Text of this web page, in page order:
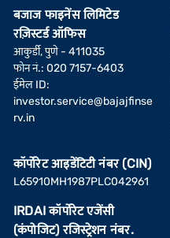
बजाज फाइनेंस लिमिटेड
रज़िस्टर्ड ऑफिस
आकुर्डी, पुणे - 411035
फोन नं.: 020 7157-6403
ईमेल ID:
investor.service@bajajfinse
rv.in
कॉर्पोरेट आइडेंटिटी नंबर (CIN)
L65910MH1987PLC042961
IRDAI कॉर्पोरेट एजेंसी
(कंपोजिट) रजिस्ट्रेशन नंबर.